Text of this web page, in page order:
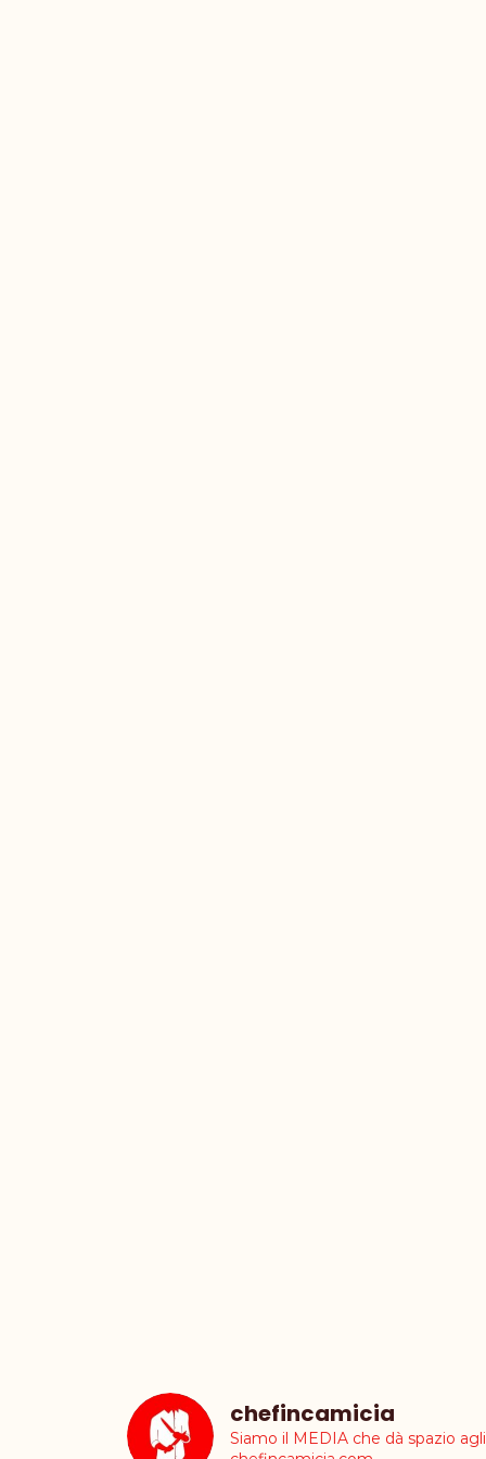
chefincamicia
Siamo il MEDIA che dà spazio